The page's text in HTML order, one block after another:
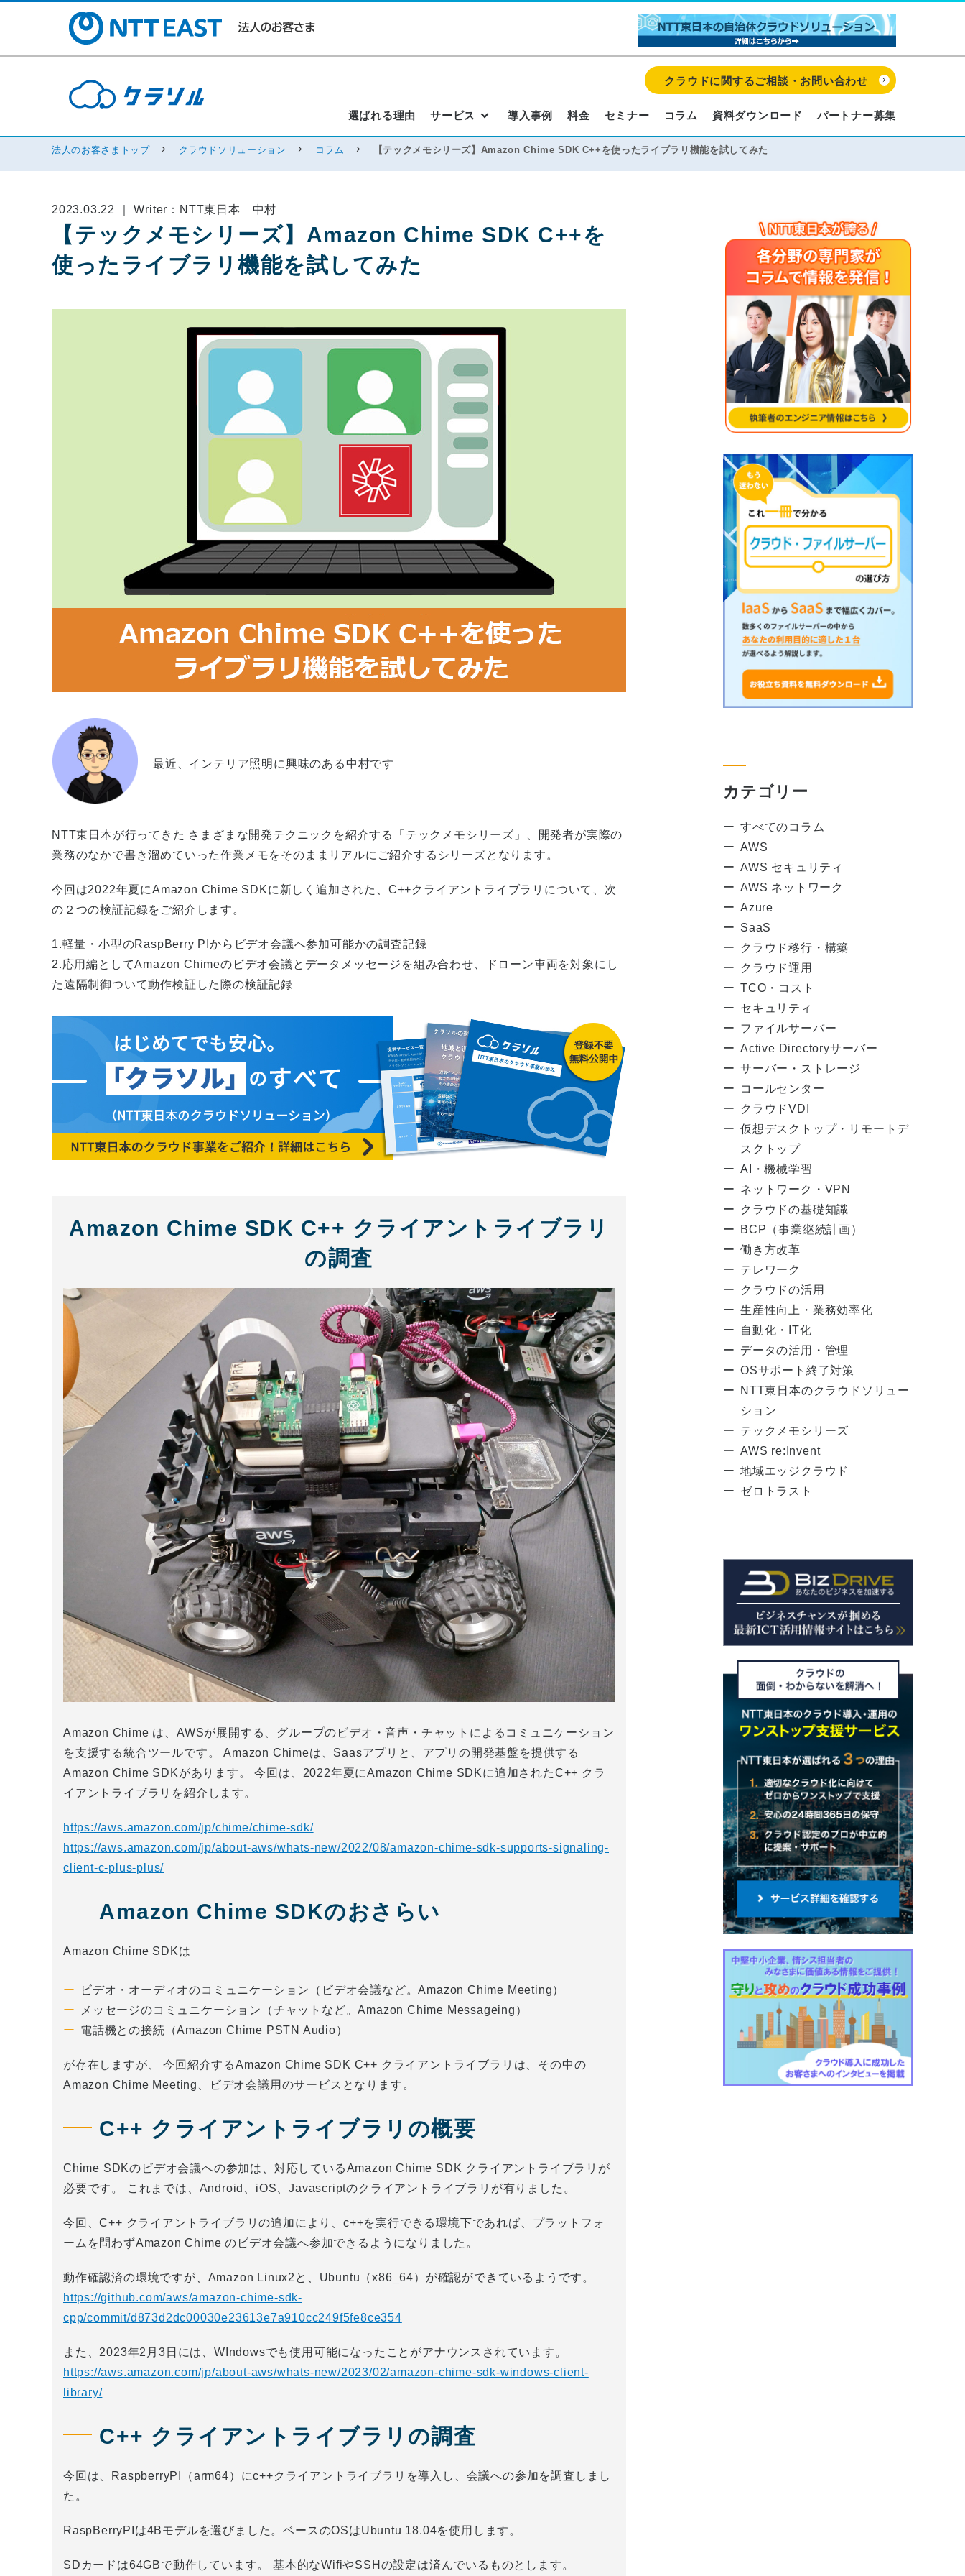
選ばれる理由 サービス 導入事例 料金 セミナー コラム 資料ダウンロード パートナー募集
クラウドに関するご相談・お問い合わせ
法人のお客さまトップ クラウドソリューション コラム 【テックメモシリーズ】Amazon Chime SDK C++を使ったライブラリ機能を試してみた
2023.03.22 ｜ Writer：NTT東日本 中村
【テックメモシリーズ】Amazon Chime SDK C++を
使ったライブラリ機能を試してみた
最近、インテリア照明に興味のある中村です
NTT東日本が行ってきた さまざまな開発テクニックを紹介する「テックメモシリーズ」、開発者が実際の
業務のなかで書き溜めていった作業メモをそのままリアルにご紹介するシリーズとなります。
今回は2022年夏にAmazon Chime SDKに新しく追加された、C++クライアントライブラリについて、次
の２つの検証記録をご紹介します。
1.軽量・小型のRaspBerry PIからビデオ会議へ参加可能かの調査記録
2.応用編としてAmazon Chimeのビデオ会議とデータメッセージを組み合わせ、ドローン車両を対象にし
た遠隔制御ついて動作検証した際の検証記録
Amazon Chime SDK C++ クライアントライブラリ
の調査
Amazon Chime は、AWSが展開する、グループのビデオ・音声・チャットによるコミュニケーション
を支援する統合ツールです。 Amazon Chimeは、Saasアプリと、アプリの開発基盤を提供する
Amazon Chime SDKがあります。 今回は、2022年夏にAmazon Chime SDKに追加されたC++ クラ
イアントライブラリを紹介します。
https://aws.amazon.com/jp/chime/chime-sdk/
https://aws.amazon.com/jp/about-aws/whats-new/2022/08/amazon-chime-sdk-supports-signaling-
client-c-plus-plus/
Amazon Chime SDKのおさらい
Amazon Chime SDKは
ビデオ・オーディオのコミュニケーション（ビデオ会議など。Amazon Chime Meeting）
メッセージのコミュニケーション（チャットなど。Amazon Chime Messageing）
電話機との接続（Amazon Chime PSTN Audio）
が存在しますが、 今回紹介するAmazon Chime SDK C++ クライアントライブラリは、その中の
Amazon Chime Meeting、ビデオ会議用のサービスとなります。
C++ クライアントライブラリの概要
Chime SDKのビデオ会議への参加は、対応しているAmazon Chime SDK クライアントライブラリが
必要です。 これまでは、Android、iOS、Javascriptのクライアントライブラリが有りました。
今回、C++ クライアントライブラリの追加により、c++を実行できる環境下であれば、プラットフォ
ームを問わずAmazon Chime のビデオ会議へ参加できるようになりました。
動作確認済の環境ですが、Amazon Linux2と、Ubuntu（x86_64）が確認ができているようです。
https://github.com/aws/amazon-chime-sdk-
cpp/commit/d873d2dc00030e23613e7a910cc249f5fe8ce354
また、2023年2月3日には、WIndowsでも使用可能になったことがアナウンスされています。
https://aws.amazon.com/jp/about-aws/whats-new/2023/02/amazon-chime-sdk-windows-client-
library/
C++ クライアントライブラリの調査
今回は、RaspberryPI（arm64）にc++クライアントライブラリを導入し、会議への参加を調査しまし
た。
RaspBerryPIは4Bモデルを選びました。ベースのOSはUbuntu 18.04を使用します。
SDカードは64GBで動作しています。 基本的なWifiやSSHの設定は済んでいるものとします。
カテゴリー
すべてのコラム
AWS
AWS セキュリティ
AWS ネットワーク
Azure
SaaS
クラウド移行・構築
クラウド運用
TCO・コスト
セキュリティ
ファイルサーバー
Active Directoryサーバー
サーバー・ストレージ
コールセンター
クラウドVDI
仮想デスクトップ・リモートデ
スクトップ
AI・機械学習
ネットワーク・VPN
クラウドの基礎知識
BCP（事業継続計画）
働き方改革
テレワーク
クラウドの活用
生産性向上・業務効率化
自動化・IT化
データの活用・管理
OSサポート終了対策
NTT東日本のクラウドソリュー
ション
テックメモシリーズ
AWS re:Invent
地域エッジクラウド
ゼロトラスト